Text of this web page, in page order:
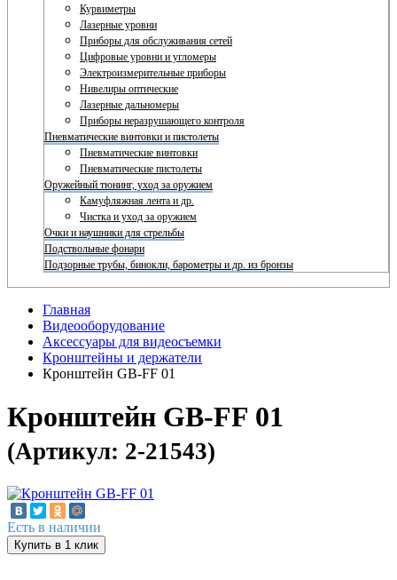
Курвиметры
Лазерные уровни
Приборы для обслуживания сетей
Цифровые уровни и угломеры
Электроизмерительные приборы
Нивелиры оптические
Лазерные дальномеры
Приборы неразрушающего контроля
Пневматические винтовки и пистолеты
Пневматические винтовки
Пневматические пистолеты
Оружейный тюнинг, уход за оружием
Камуфляжная лента и др.
Чистка и уход за оружием
Очки и наушники для стрельбы
Подствольные фонари
Подзорные трубы, бинокли, барометры и др. из бронзы
Главная
Видеооборудование
Аксессуары для видеосъемки
Кронштейны и держатели
Кронштейн GB-FF 01
Кронштейн GB-FF 01
(Артикул: 2-21543)
Есть в наличии
Купить в 1 клик